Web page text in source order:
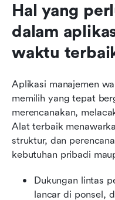
Hal yang
dalam
waktu
Aplikasi manajemen
memilih yang tepat
merencanakan,
Alat terbaik
struktur, dan
kebutuhan pribadi
Dukungan lintas
lancar di ponsel,